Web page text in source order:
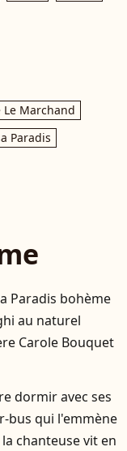
Le Marchand
Paradis
Paradis bohème
au naturel
Carole Bouquet
dormir avec ses
bus qui l'emmène
chanteuse vit en